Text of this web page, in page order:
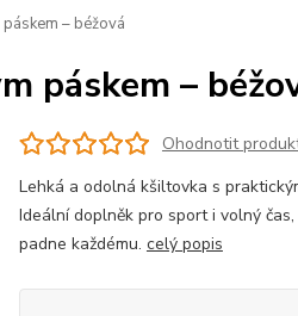
– béžová
páskem –
Ohodnotit
Lehká a odolná kšiltovka s
Ideální doplněk pro sport i volný
padne každému. celý popis